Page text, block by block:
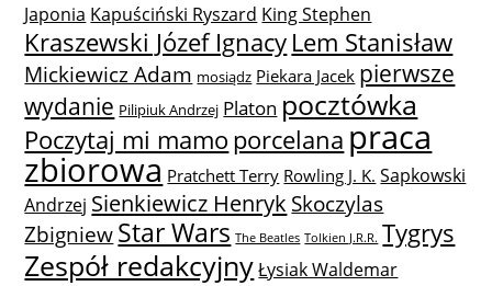
Japonia Kapuściński Ryszard King Stephen
Kraszewski Józef Ignacy Lem Stanisław
Mickiewicz Adam mosiądz Piekara Jacek pierwsze
wydanie Pilipiuk Andrzej Platon pocztówka
Poczytaj mi mamoporcelana praca
zbiorowa Pratchett Terry Rowling J. K. Sapkowski
Andrzej Sienkiewicz Henryk Skoczylas
ZbigniewStar Wars The Beatles Tolkien J.R.R. Tygrys
Zespół redakcyjny Łysiak Waldemar